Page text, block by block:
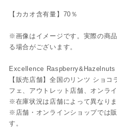
【カカオ含有量】70％
※画像はイメージです。実際の商
る場合がございます。
Excellence Raspberry&Hazelnuts
【販売店舗】全国のリンツ ショ
フェ、アウトレット店舗、オンラ
※在庫状況は店舗によって異なりま
※店舗・オンラインショップでは
す。